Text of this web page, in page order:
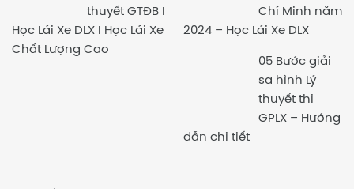
thuyết GTĐB I
Học Lái Xe DLX I Học Lái Xe
Chất Lượng Cao
Chí Minh năm
2024 – Học Lái Xe DLX
05 Bước giải
sa hình Lý
thuyết thi
GPLX – Hướng
dẫn chi tiết